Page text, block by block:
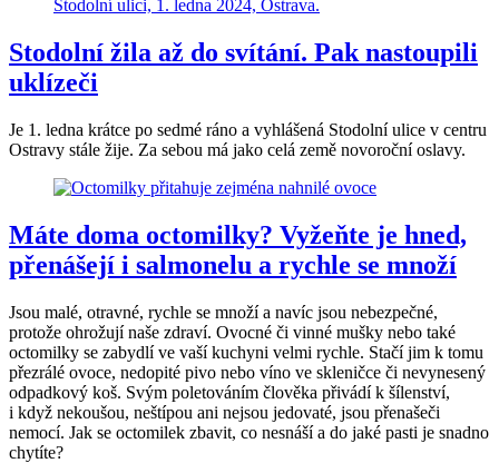
Stodolní žila až do svítání. Pak nastoupili
uklízeči
Je 1. ledna krátce po sedmé ráno a vyhlášená Stodolní ulice v centru
Ostravy stále žije. Za sebou má jako celá země novoroční oslavy.
Máte doma octomilky? Vyžeňte je hned,
přenášejí i salmonelu a rychle se množí
Jsou malé, otravné, rychle se množí a navíc jsou nebezpečné,
protože ohrožují naše zdraví. Ovocné či vinné mušky nebo také
octomilky se zabydlí ve vaší kuchyni velmi rychle. Stačí jim k tomu
přezrálé ovoce, nedopité pivo nebo víno ve skleničce či nevynesený
odpadkový koš. Svým poletováním člověka přivádí k šílenství,
i když nekoušou, neštípou ani nejsou jedovaté, jsou přenašeči
nemocí. Jak se octomilek zbavit, co nesnáší a do jaké pasti je snadno
chytíte?